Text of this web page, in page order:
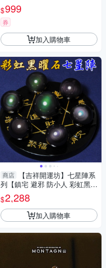
油可選
$999
券
加入購物車
商店
【吉祥開運坊】七星陣系
列【鎮宅 避邪 防小人 彩虹黑曜
石七星陣 含黑曜石底盤10cm】
淨化 擇日
$2,288
加入購物車